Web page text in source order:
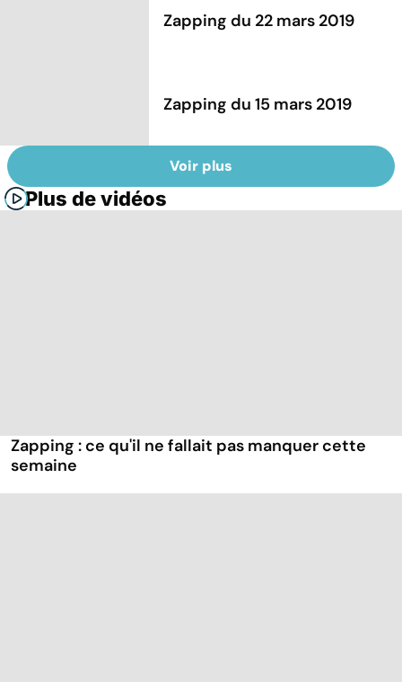
Zapping du 22 mars 2019
Zapping du 15 mars 2019
Voir plus
Plus de vidéos
Zapping : ce qu'il ne fallait pas manquer cette
semaine